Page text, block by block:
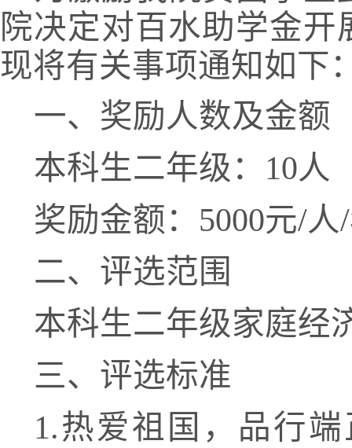
院决定对百水助学金
现将有关事项通知如下
一、奖励人数及金额
本科生二年级： 10人
奖励金额： 5000元/
二、评选范围
本科生二年级家庭经
三、评选标准
1.热爱祖国，品行